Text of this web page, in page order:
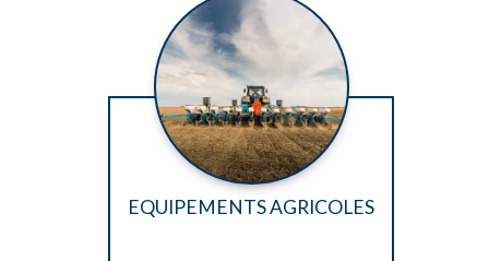
EQUIPEMENTS AGRICOLES